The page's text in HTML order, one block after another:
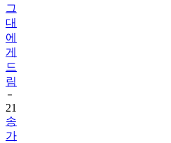
그
대
에
게
드
림
21
송
가